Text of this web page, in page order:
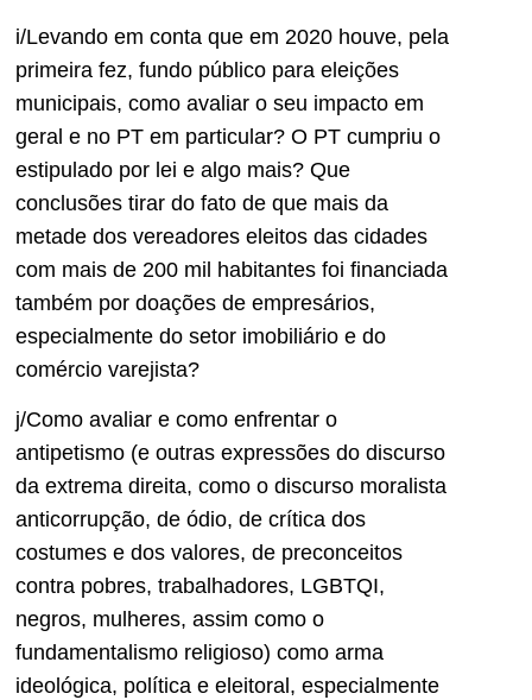
i/Levando em conta que em 2020 houve, pela
primeira fez, fundo público para eleições
municipais, como avaliar o seu impacto em
geral e no PT em particular? O PT cumpriu o
estipulado por lei e algo mais? Que
conclusões tirar do fato de que mais da
metade dos vereadores eleitos das cidades
com mais de 200 mil habitantes foi financiada
também por doações de empresários,
especialmente do setor imobiliário e do
comércio varejista?
j/Como avaliar e como enfrentar o
antipetismo (e outras expressões do discurso
da extrema direita, como o discurso moralista
anticorrupção, de ódio, de crítica dos
costumes e dos valores, de preconceitos
contra pobres, trabalhadores, LGBTQI,
negros, mulheres, assim como o
fundamentalismo religioso) como arma
ideológica, política e eleitoral, especialmente